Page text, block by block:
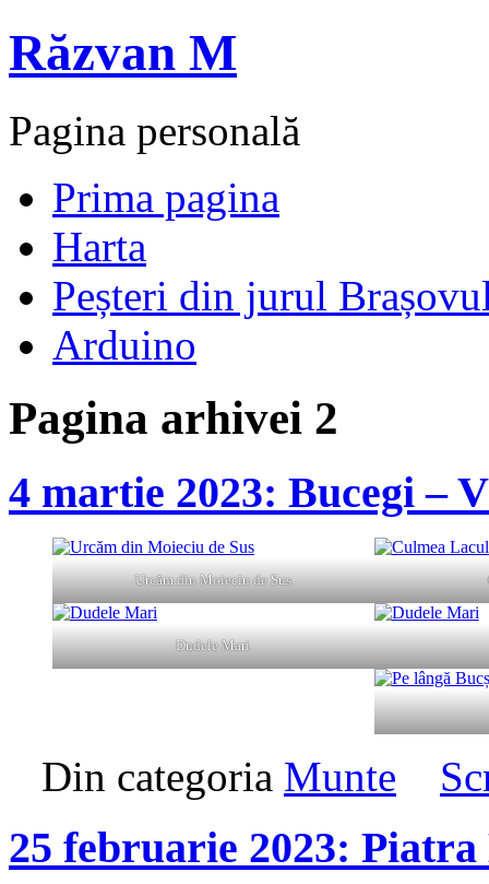
Răzvan M
Pagina personală
Prima pagina
Harta
Peșteri din jurul
Arduino
Pagina arhivei 2
4 martie 2023: Bucegi –
Urcăm din Moieciu de Sus
Dudele Mari
Din categoria Munte
25 februarie 2023: